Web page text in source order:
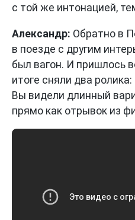
с той же интонацией,
Александр: Обратно в
в поезде с другим
был вагон. И пришлось
итоге сняли два
Вы видели длинный
прямо как отрывок из